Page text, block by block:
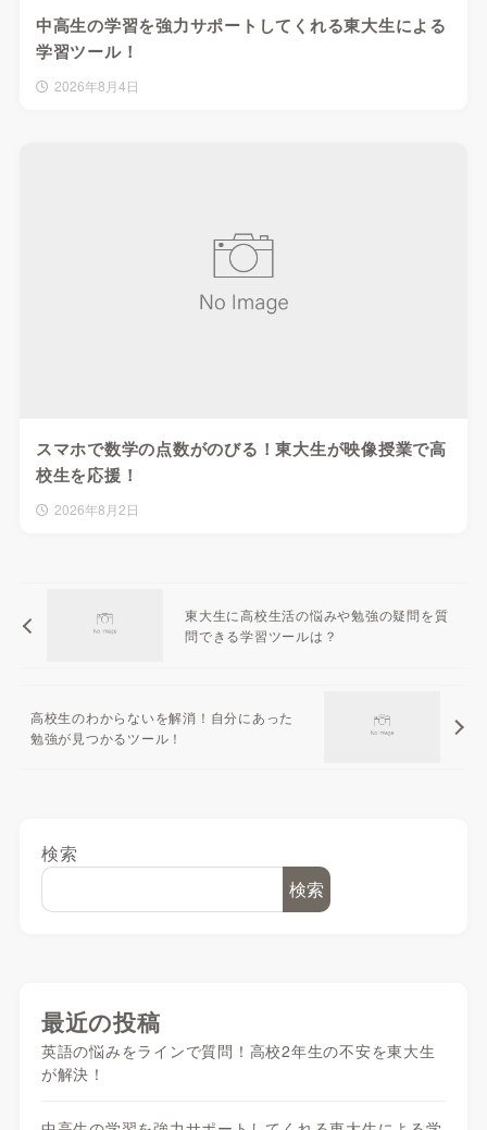
中高生の学習を強力サポートしてくれる東大生による
学習ツール！
2026年8月4日
スマホで数学の点数がのびる！東大生が映像授業で高
校生を応援！
2026年8月2日
東大生に高校生活の悩みや勉強の疑問を質
問できる学習ツールは？
高校生のわからないを解消！自分にあった
勉強が見つかるツール！
検索
検索
最近の投稿
英語の悩みをラインで質問！高校2年生の不安を東大生
が解決！